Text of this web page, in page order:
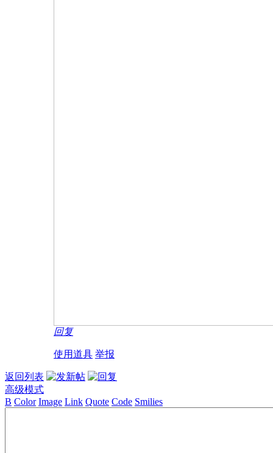
回复
使用道具 举报
返回列表
高级模式
B Color Image Link Quote Code Smilies